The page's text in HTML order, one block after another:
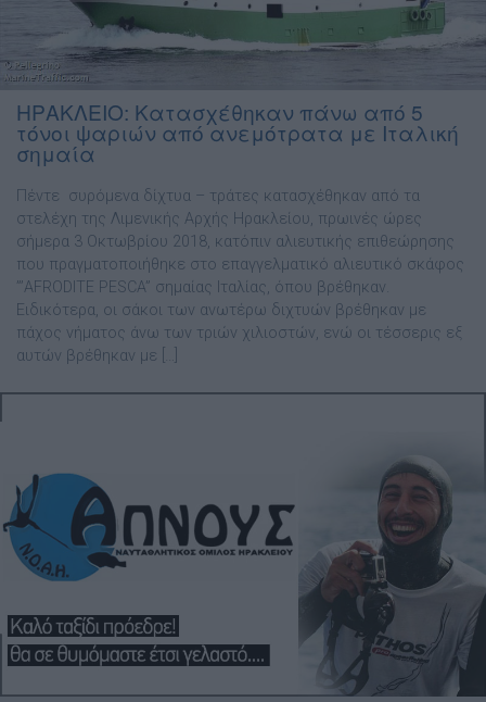
ΗΡΑΚΛΕΙΟ: Κατασχέθηκαν πάνω από 5
τόνοι ψαριών από ανεμότρατα με Ιταλική
σημαία
Πέντε συρόμενα δίχτυα – τράτες κατασχέθηκαν από τα
στελέχη της Λιμενικής Αρχής Ηρακλείου, πρωινές ώρες
σήμερα 3 Οκτωβρίου 2018, κατόπιν αλιευτικής επιθεώρησης
που πραγματοποιήθηκε στο επαγγελματικό αλιευτικό σκάφος
”’AFRODITE PESCA” σημαίας Ιταλίας, όπου βρέθηκαν.
Ειδικότερα, οι σάκοι των ανωτέρω διχτυών βρέθηκαν με
πάχος νήματος άνω των τριών χιλιοστών, ενώ οι τέσσερις εξ
αυτών βρέθηκαν με […]